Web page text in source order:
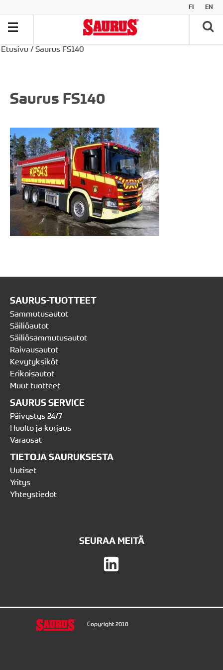
FI EN
Etusivu / Saurus FS140
Saurus FS140
SAURUS-TUOTTEET
Sammutusautot
Säiliöautot
Säiliösammutusautot
Raivausautot
Kevytyksiköt
Erikoisautot
Muut tuotteet
SAURUS SERVICE
Päivystys 24/7
Huolto ja korjaus
Varaosat
TIETOJA SAURUKSESTA
Uutiset
Yritys
Yhteystiedot
SEURAA MEITÄ
Copyright 2018